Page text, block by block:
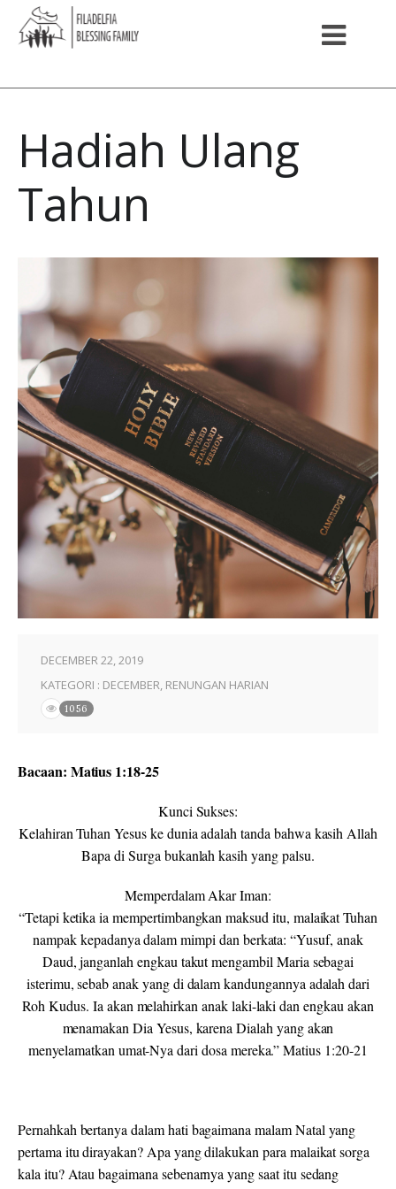
Hadiah Ulang
Tahun
DECEMBER 22, 2019
KATEGORI : DECEMBER, RENUNGAN HARIAN
1056
Bacaan: Matius 1:18-25
Kunci Sukses:
Kelahiran Tuhan Yesus ke dunia adalah tanda bahwa kasih Allah
Bapa di Surga bukanlah kasih yang palsu.
Memperdalam Akar Iman:
“Tetapi ketika ia mempertimbangkan maksud itu, malaikat Tuhan
nampak kepadanya dalam mimpi dan berkata: “Yusuf, anak
Daud, janganlah engkau takut mengambil Maria sebagai
isterimu, sebab anak yang di dalam kandungannya adalah dari
Roh Kudus. Ia akan melahirkan anak laki-laki dan engkau akan
menamakan Dia Yesus, karena Dialah yang akan
menyelamatkan umat-Nya dari dosa mereka.” Matius 1:20-21
Pernahkah bertanya dalam hati bagaimana malam Natal yang
pertama itu dirayakan? Apa yang dilakukan para malaikat sorga
kala itu? Atau bagaimana sebenarnya yang saat itu sedang